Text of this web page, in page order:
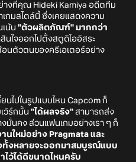
างที่คุณ Hideki Kamiya อดีตทีม
กมสไตล์นี้ ซึ่งเคยแสดงความ
น้น "ตัวผลิตภัณฑ์" มากกว่า
สินใจออกไปตั้งสตูดิโออิสระ
อนตัวตนของครีเอเตอร์อย่าง
นไปในรูปแบบไหน Capcom ก็
วิร์กนั้น "ได้ผลจริง" สามารถส่ง
มั่นคง ส่วนแฟนเกมอย่างเรา ๆ ก็
ใหม่อย่าง Pragmata และ
ทั้งหลายจะออกมาสมบูรณ์แบบ
ไว้ได้ดีขนาดไหนครับ